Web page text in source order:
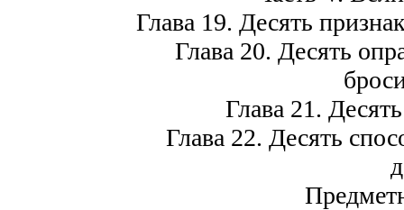
Глава 19. Десять
Глава 20. Десять
Глава 21.
Глава 22. Десять